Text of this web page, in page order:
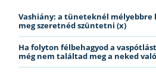
Vashiány: a tüneteknél mélyebbre
meg szeretnéd szüntetni (x)
Ha folyton félbehagyod a
még nem találtad meg a neked